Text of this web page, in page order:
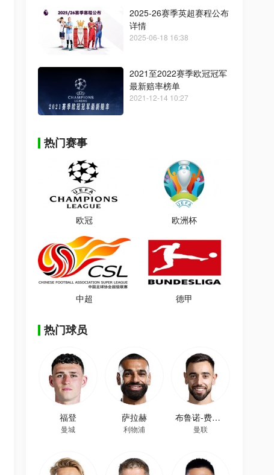
2025-26赛季英超赛程公布
详情
2025-06-18 16:38
2021至2022赛季欧冠冠军
最新赔率榜单
2021-12-14 10:27
热门赛事
欧冠 欧洲杯
中超 德甲
热门球员
福登
曼城
萨拉赫
利物浦
布鲁诺-费尔南德斯
曼联